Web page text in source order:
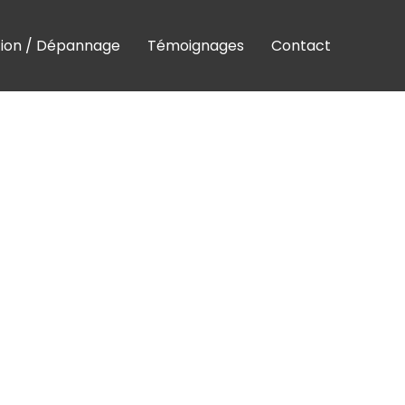
/ Dépannage Témoignages Contact